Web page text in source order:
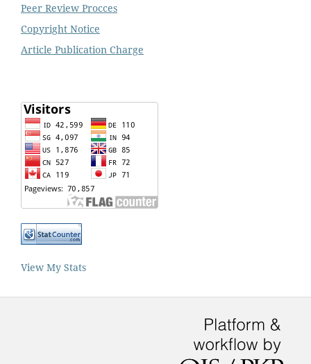
Peer Review Procces
Copyright Notice
Article Publication Charge
View My Stats